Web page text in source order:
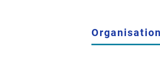
Organisation